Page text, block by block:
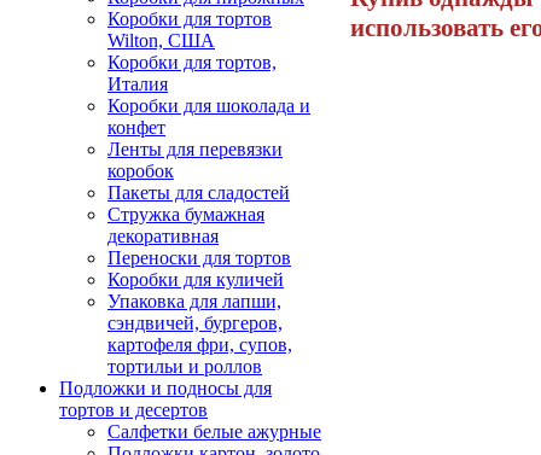
Коробки для тортов
Wilton, США
Коробки для тортов,
Италия
Коробки для шоколада и
конфет
Ленты для перевязки
коробок
Пакеты для сладостей
Стружка бумажная
декоративная
Переноски для тортов
Коробки для куличей
Упаковка для лапши,
сэндвичей, бургеров,
картофеля фри, супов,
тортильи и роллов
Подложки и подносы для
тортов и десертов
Салфетки белые ажурные
использовать